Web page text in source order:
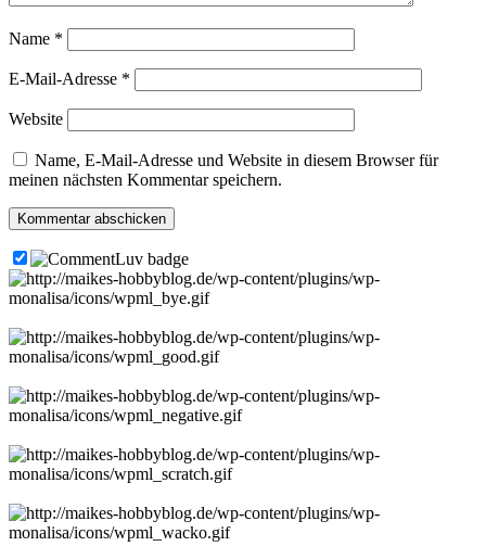
Name *
E-Mail-Adresse *
Website
Name, E-Mail-Adresse und Website in diesem Browser für
meinen nächsten Kommentar speichern.